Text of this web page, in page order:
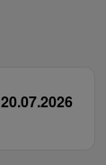
20.07.2026